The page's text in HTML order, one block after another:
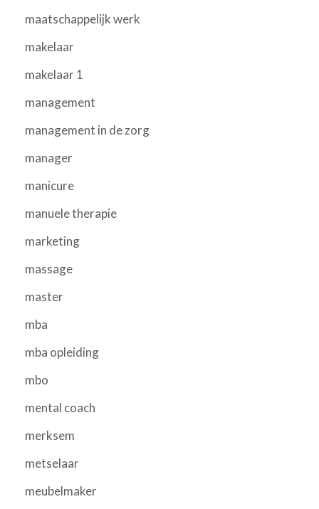
maatschappelijk werk
makelaar
makelaar 1
management
management in de zorg
manager
manicure
manuele therapie
marketing
massage
master
mba
mba opleiding
mbo
mental coach
merksem
metselaar
meubelmaker